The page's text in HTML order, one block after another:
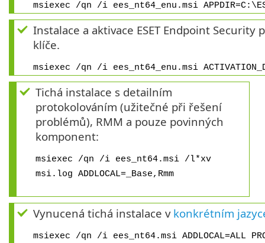
msiexec /qn /i ees_nt64_enu.msi
Instalace a aktivace ESET Endpoint Security
klíče.
msiexec /qn /i ees_nt64_enu.msi
Tichá instalace s detailním
protokolováním (užitečné při řešení
problémů), RMM a pouze povinných
komponent:
msiexec /qn /i ees_nt64.msi /l*xv
msi.log ADDLOCAL=_Base,Rmm
Vynucená tichá instalace v konkrétním
msiexec /qn /i ees_nt64.msi ADDLOCAL=ALL